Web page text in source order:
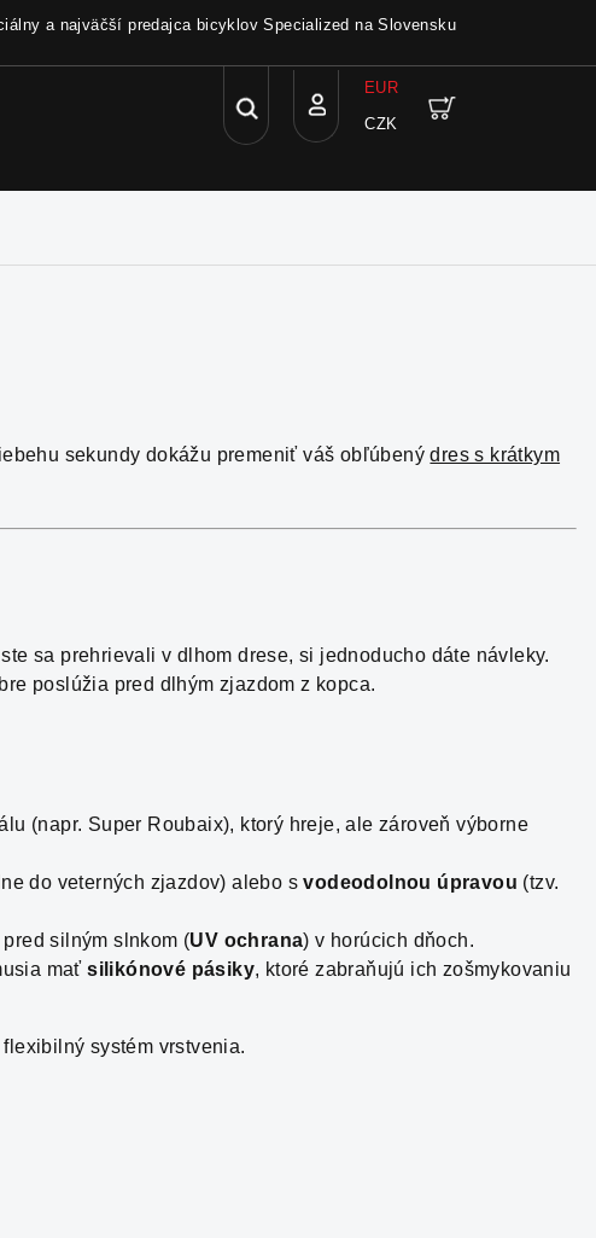
a najväčší predajca bicyklov Specialized na Slovensku
Hľadať
Prihlásenie
EUR
CZK
košík
sekundy dokážu premeniť váš obľúbený dres s krátkym
sa prehrievali v dlhom drese, si jednoducho dáte návleky.
poslúžia pred dlhým zjazdom z kopca.
(napr. Super Roubaix), ktorý hreje, ale zároveň výborne
do veterných zjazdov) alebo s vodeodolnou úpravou (tzv.
silným slnkom (UV ochrana) v horúcich dňoch.
mať silikónové pásiky, ktoré zabraňujú ich zošmykovaniu
systém vrstvenia.